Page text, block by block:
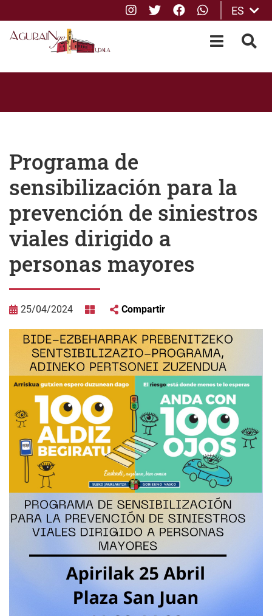
Instagram
TwitterFacebook
whatsApp
ES
OPEN-
Programa de
sensibilización para la
prevención de siniestros
viales dirigido a
personas mayores
25/04/2024 Compartir